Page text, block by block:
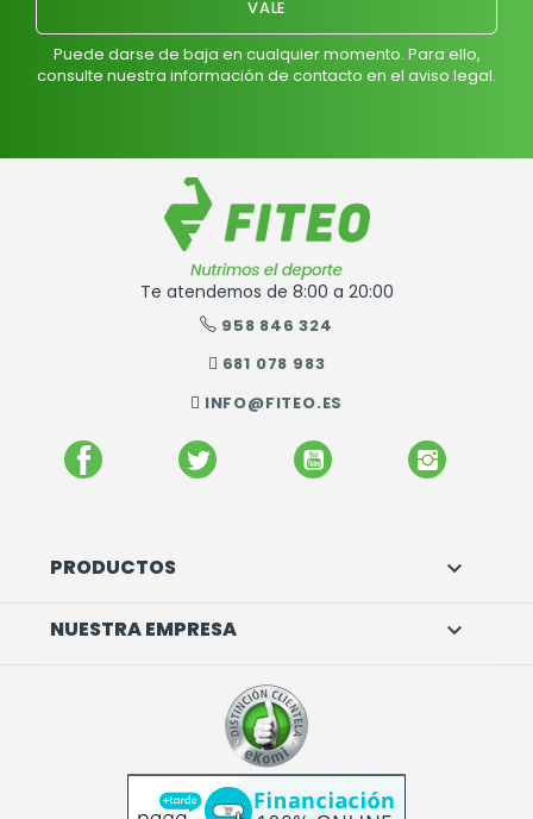
Puede darse de baja en cualquier momento. Para ello,
consulte nuestra información de contacto en el aviso legal.
Te atendemos de 8:00 a 20:00
958 846 324
681 078 983
INFO@FITEO.ES
FACEBOOK TWITTER YOUTUBE
PRODUCTOS 
NUESTRA EMPRESA 